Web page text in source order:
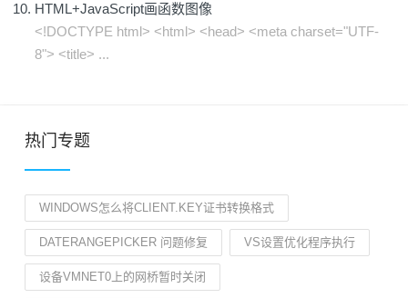
HTML+JavaScript画函数图像
<!DOCTYPE html> <html> <head> <meta charset="UTF-
8"> <title> ...
热门专题
WINDOWS怎么将CLIENT.KEY证书转换格式
DATERANGEPICKER 问题修复 VS设置优化程序执行
设备VMNET0上的网桥暂时关闭